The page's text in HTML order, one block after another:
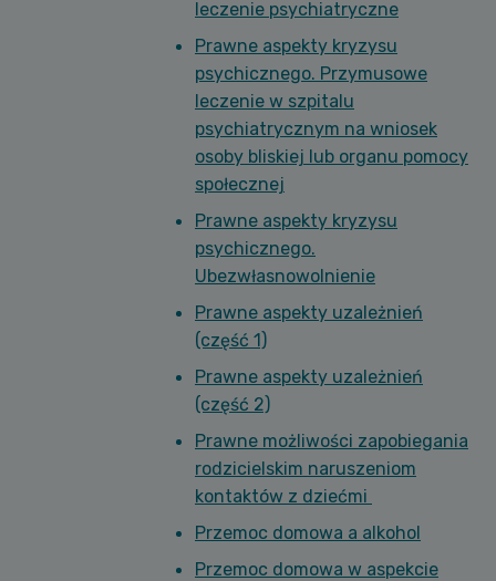
leczenie psychiatryczne
Prawne aspekty kryzysu
psychicznego. Przymusowe
leczenie w szpitalu
psychiatrycznym na wniosek
osoby bliskiej lub organu pomocy
społecznej
Prawne aspekty kryzysu
psychicznego.
Ubezwłasnowolnienie
Prawne aspekty uzależnień
(część 1)
Prawne aspekty uzależnień
(część 2)
Prawne możliwości zapobiegania
rodzicielskim naruszeniom
kontaktów z dziećmi
Przemoc domowa a alkohol
Przemoc domowa w aspekcie